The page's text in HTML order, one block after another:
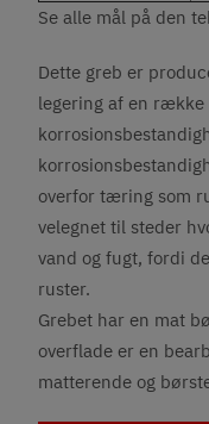
Se alle mål på den
Dette greb er
legering af en
overfor tæring som
velegnet til steder
vand og fugt, fordi
ruster.
Grebet har en mat
overflade er en
matterende og